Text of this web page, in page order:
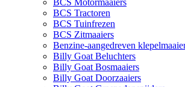
BCS Tractoren
BCS Tuinfrezen
BCS Zitmaaiers
Benzine-aangedreven
Billy Goat Beluchters
Billy Goat Bosmaaiers
Billy Goat Doorzaaiers